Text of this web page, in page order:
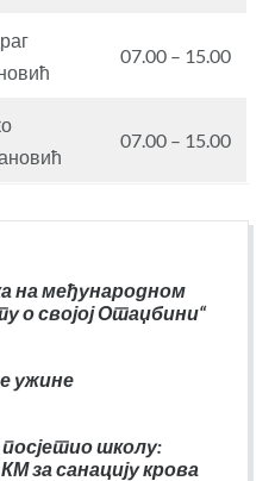
07.00 – 15.00
07.00 – 15.00
на међународном
о својој Отаџбини“
ужине
школу:
за санацију крова